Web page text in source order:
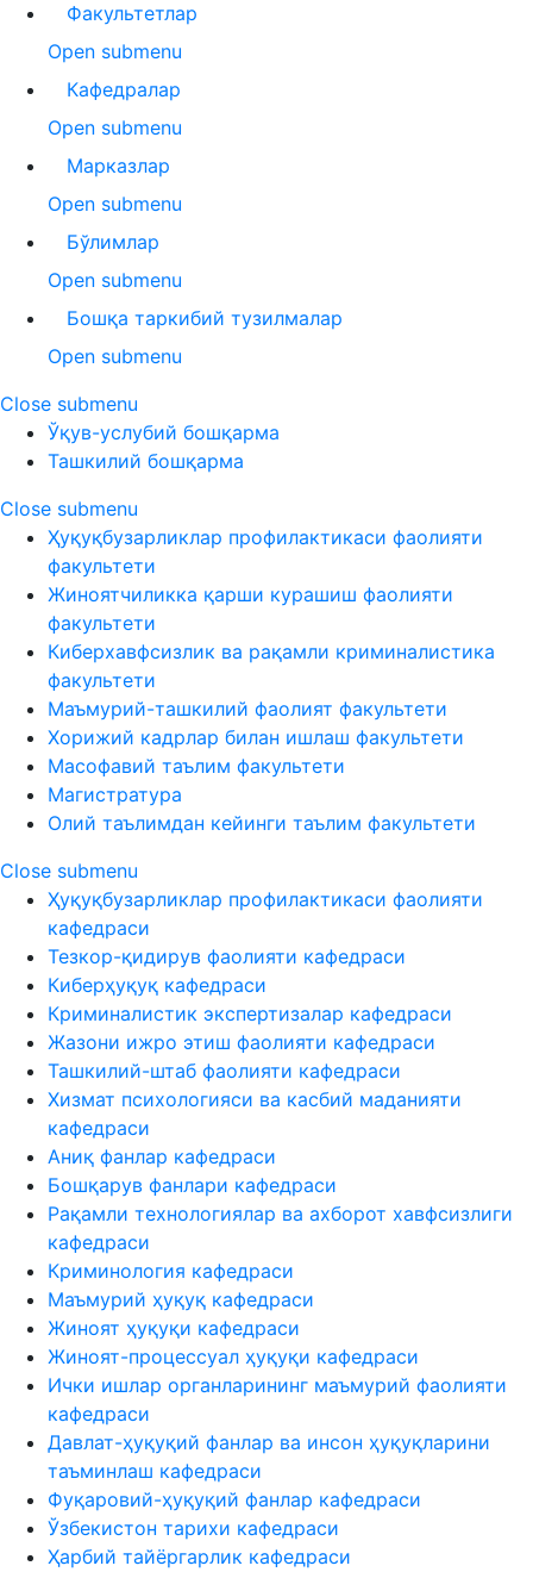
Факультетлар
Open submenu
Кафедралар
Open submenu
Марказлар
Open submenu
Бўлимлар
Open submenu
Бошқа таркибий тузилмалар
Open submenu
Close submenu
Ўқув-услубий бошқарма
Ташкилий бошқарма
Close submenu
Ҳуқуқбузарликлар профилактикаси фаолияти
факультети
Жиноятчиликка қарши курашиш фаолияти
факультети
Киберхавфсизлик ва рақамли криминалистика
факультети
Маъмурий-ташкилий фаолият факультети
Хорижий кадрлар билан ишлаш факультети
Масофавий таълим факультети
Магистратура
Олий таълимдан кейинги таълим факультети
Close submenu
Ҳуқуқбузарликлар профилактикаси фаолияти
кафедраси
Тезкор-қидирув фаолияти кафедраси
Киберҳуқуқ кафедраси
Криминалистик экспертизалар кафедраси
Жазони ижро этиш фаолияти кафедраси
Ташкилий-штаб фаолияти кафедраси
Хизмат психологияси ва касбий маданияти
кафедраси
Аниқ фанлар кафедраси
Бошқарув фанлари кафедраси
Рақамли технологиялар ва ахборот хавфсизлиги
кафедраси
Криминология кафедраси
Маъмурий ҳуқуқ кафедраси
Жиноят ҳуқуқи кафедраси
Жиноят-процессуал ҳуқуқи кафедраси
Ички ишлар органларининг маъмурий фаолияти
кафедраси
Давлат-ҳуқуқий фанлар ва инсон ҳуқуқларини
таъминлаш кафедраси
Фуқаровий-ҳуқуқий фанлар кафедраси
Ўзбекистон тарихи кафедраси
Ҳарбий тайёргарлик кафедраси